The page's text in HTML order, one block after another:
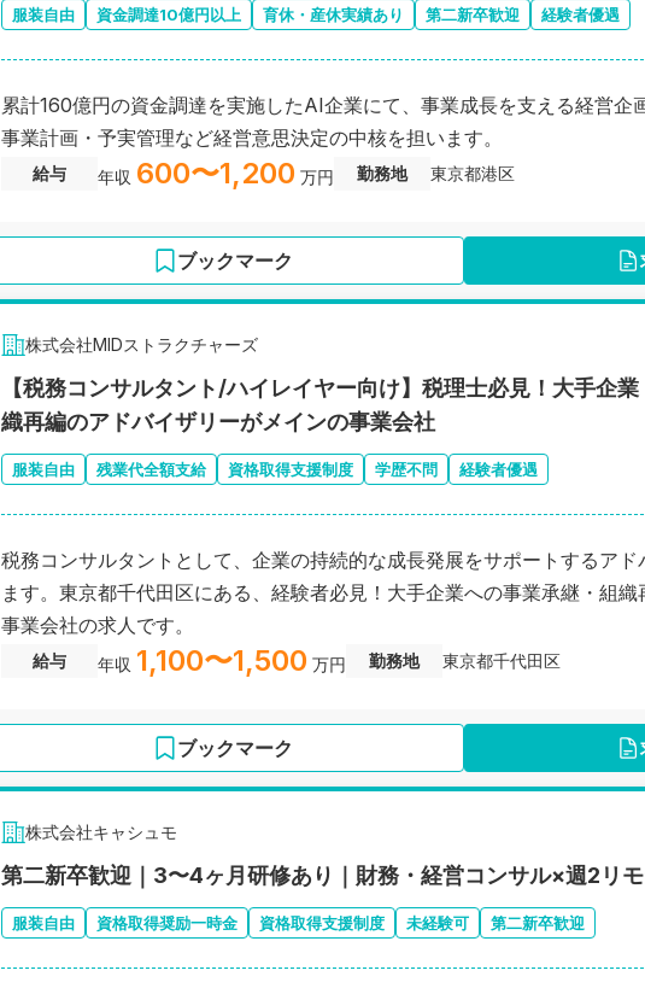
服装自由 資金調達10億円以上 育休・産休実績あり 第二新卒歓迎 経験者優遇
累計160億円の資金調達を実施したAI企業にて、事業成長を支える経営企
事業計画・予実管理など経営意思決定の中核を担います。
給与 年収 600〜1,200 万円 勤務地 東京都港区
ブックマーク
株式会社MIDストラクチャーズ
【税務コンサルタント/ハイレイヤー向け】税理士必見！大手企
織再編のアドバイザリーがメインの事業会社
服装自由 残業代全額支給 資格取得支援制度 学歴不問 経験者優遇
税務コンサルタントとして、企業の持続的な成長発展をサポートするア
ます。東京都千代田区にある、経験者必見！大手企業への事業承継・組
事業会社の求人です。
給与 年収 1,100〜1,500 万円 勤務地 東京都千代田区
ブックマーク
株式会社キャシュモ
第二新卒歓迎｜3〜4ヶ月研修あり｜財務・経営コンサル×週2リ
服装自由 資格取得奨励一時金 資格取得支援制度 未経験可 第二新卒歓迎